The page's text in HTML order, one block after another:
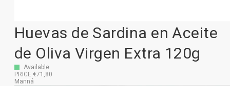
Huevas de Sardina en Aceite
de Oliva Virgen Extra 120g
Available
PRICE €71,80
Manná